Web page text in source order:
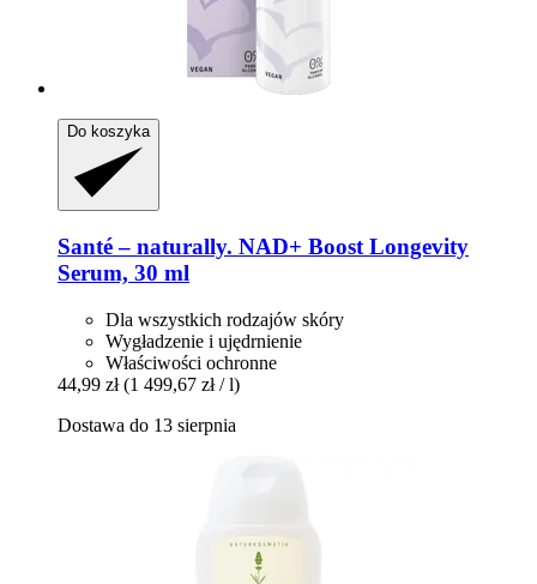
Do koszyka
Santé – naturally. NAD+ Boost Longevity
Serum, 30 ml
Dla wszystkich rodzajów skóry
Wygładzenie i ujędrnienie
Właściwości ochronne
44,99 zł (1 499,67 zł / l)
Dostawa do 13 sierpnia